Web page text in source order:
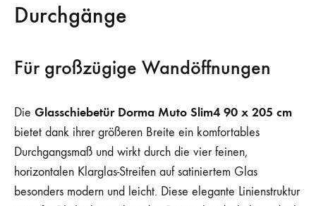
Durchgänge
Für großzügige Wandöffnungen
Die Glasschiebetür Dorma Muto Slim4 90 x 205 cm
bietet dank ihrer größeren Breite ein komfortables
Durchgangsmaß und wirkt durch die vier feinen,
horizontalen Klarglas-Streifen auf satiniertem Glas
besonders modern und leicht. Diese elegante Linienstruktur